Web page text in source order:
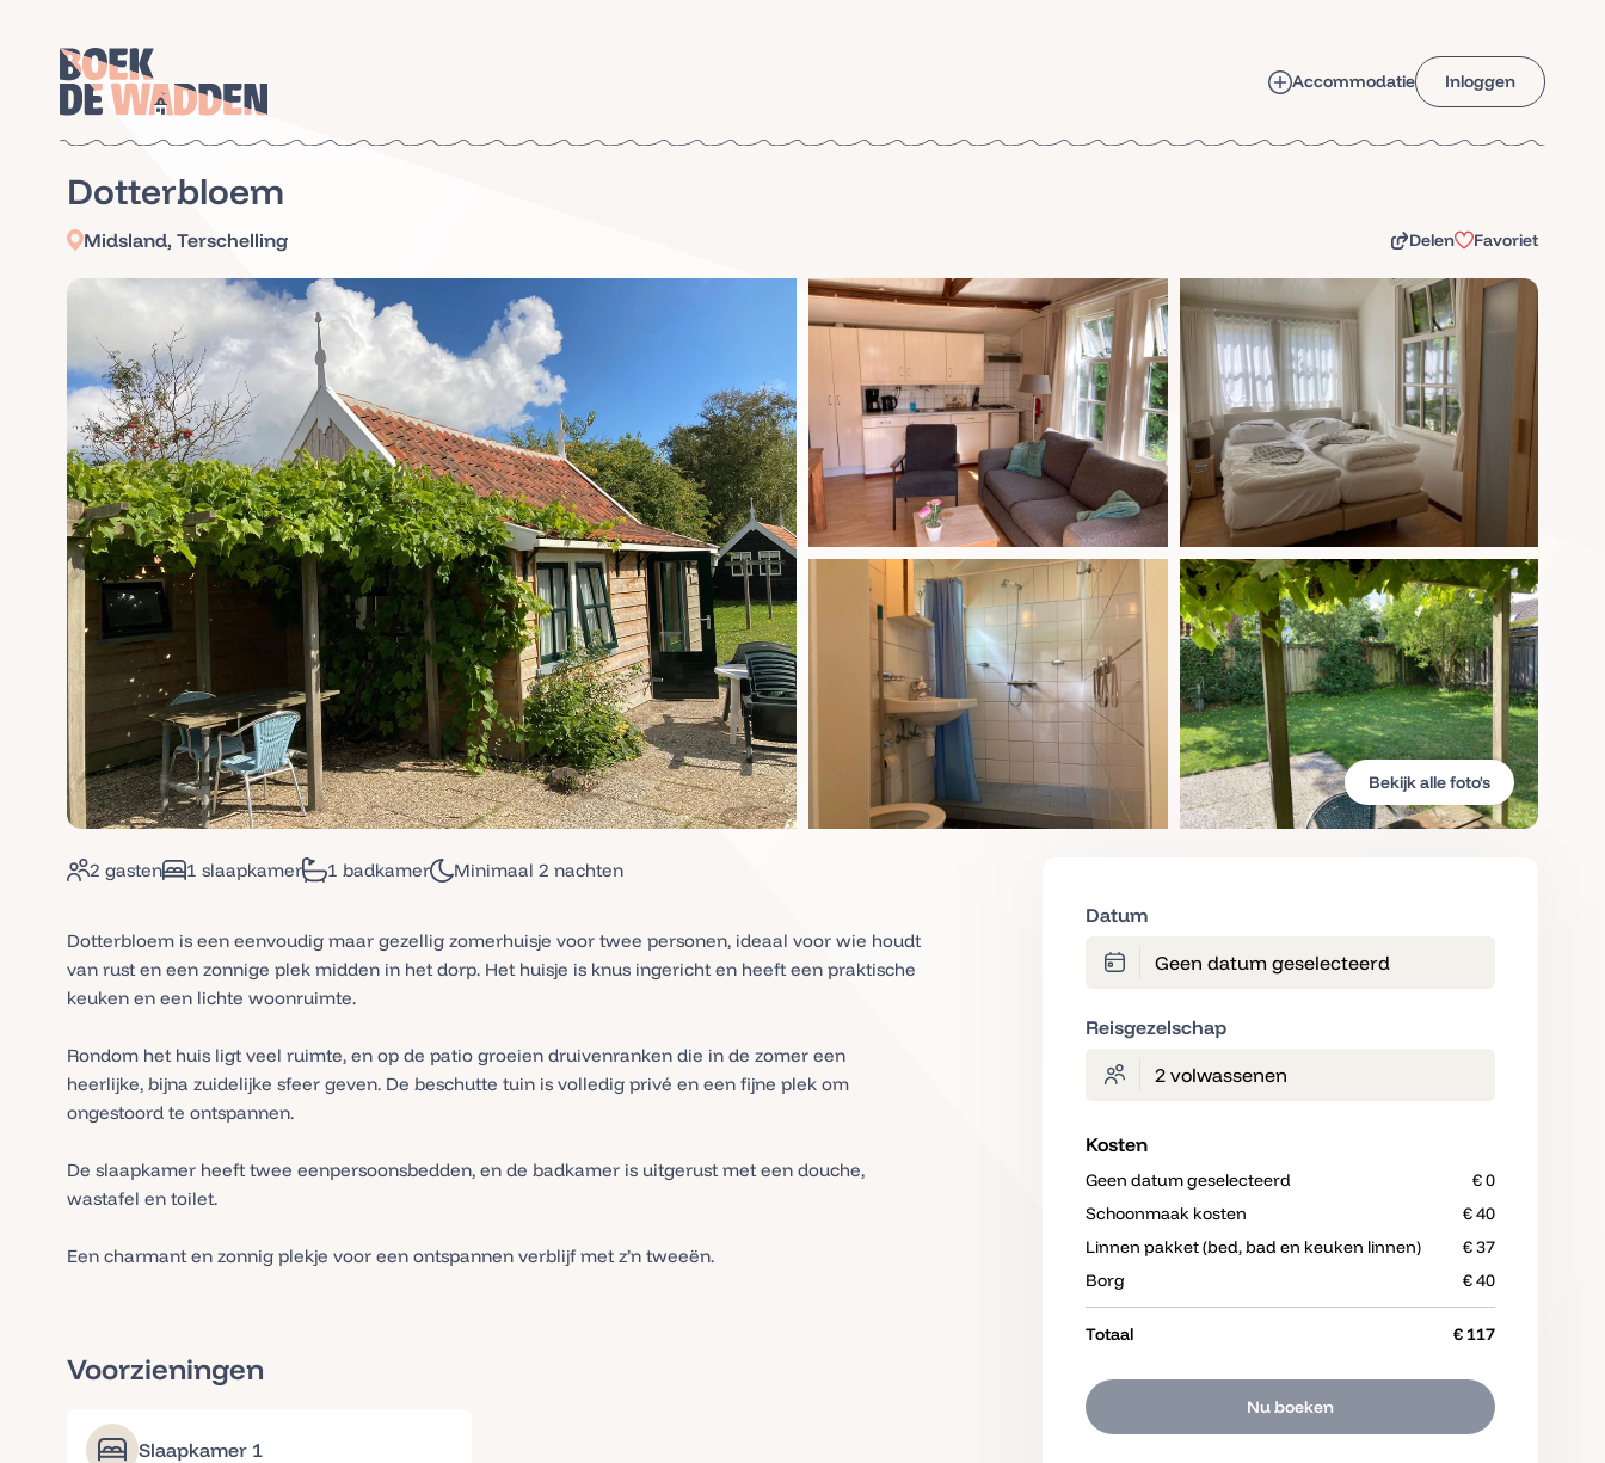
Accommodatie Inloggen
Dotterbloem
Midsland, Terschelling Delen Favoriet
Bekijk alle foto's
2 gasten 1 slaapkamer 1 badkamer Minimaal 2 nachten
Dotterbloem is een eenvoudig maar gezellig zomerhuisje voor twee personen, ideaal voor wie houdt
van rust en een zonnige plek midden in het dorp. Het huisje is knus ingericht en heeft een praktische
keuken en een lichte woonruimte.
Rondom het huis ligt veel ruimte, en op de patio groeien druivenranken die in de zomer een
heerlijke, bijna zuidelijke sfeer geven. De beschutte tuin is volledig privé en een fijne plek om
ongestoord te ontspannen.
De slaapkamer heeft twee eenpersoonsbedden, en de badkamer is uitgerust met een douche,
wastafel en toilet.
Een charmant en zonnig plekje voor een ontspannen verblijf met z’n tweeën.
Voorzieningen
Slaapkamer 1
Datum
Geen datum geselecteerd
Reisgezelschap
2 volwassenen
Kosten
Geen datum geselecteerd
€ 0
Schoonmaak kosten
€ 40
Linnen pakket (bed, bad en keuken linnen)
€ 37
Borg
€ 40
Totaal € 117
Nu boeken